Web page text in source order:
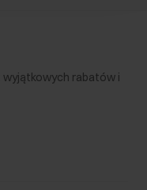
wyjątkowych rabatów i